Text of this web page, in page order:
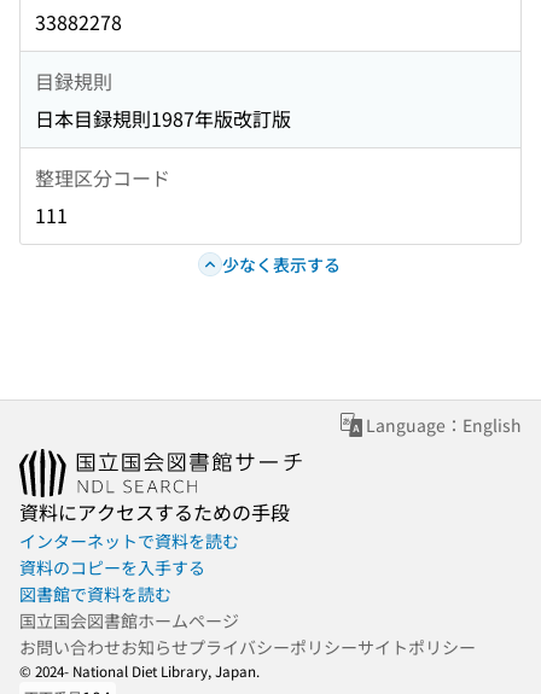
33882278
目録規則
日本目録規則1987年版改訂版
整理区分コード
111
少なく表示する
Language：English
資料にアクセスするための手段
インターネットで資料を読む
資料のコピーを入手する
図書館で資料を読む
国立国会図書館ホームページ
お問い合わせお知らせプライバシーポリシーサイトポリシー
© 2024- National Diet Library, Japan.